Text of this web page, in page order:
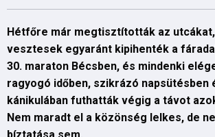
Hétfőre már megtisztították az
vesztesek egyaránt kipihenték a
30. maraton Bécsben, és mindenki
ragyogó időben, szikrázó napsütésben
kánikulában futhatták végig a távot
Nem maradt el a közönség lelkes, de